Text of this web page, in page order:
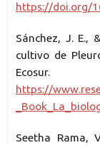
https://doi.org/
Sánchez, J. E.,
cultivo de
Ecosur.
https://
Seetha Rama,